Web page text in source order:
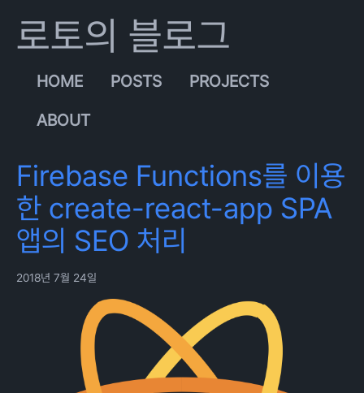
로토의 블로그
HOME POSTS
PROJECTS
ABOUT
Firebase Functions를 이용
한 create-react-app SPA
앱의 SEO 처리
2018년 7월 24일